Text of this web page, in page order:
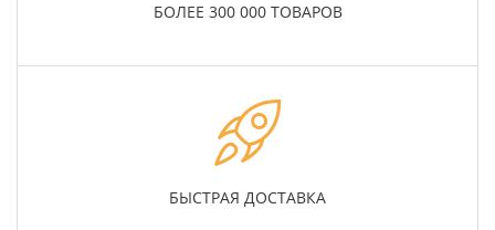
БОЛЕЕ 300 000 ТОВАРОВ
БЫСТРАЯ ДОСТАВКА